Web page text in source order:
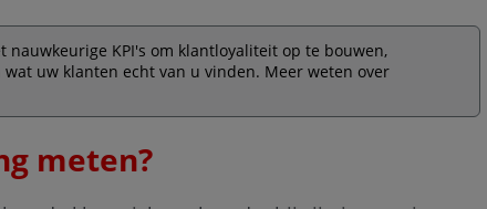
KPI's om klantloyaliteit op te bouwen,
uw klanten echt van u vinden. Meer weten over
meten?